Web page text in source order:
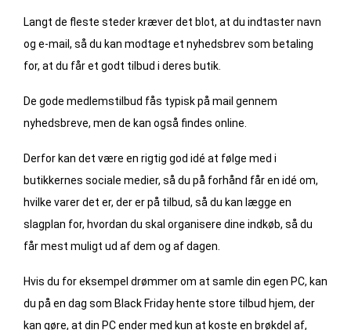
Langt de fleste steder kræver det blot, at du indtaster navn
og e-mail, så du kan modtage et nyhedsbrev som betaling
for, at du får et godt tilbud i deres butik.
De gode medlemstilbud fås typisk på mail gennem
nyhedsbreve, men de kan også findes online.
Derfor kan det være en rigtig god idé at følge med i
butikkernes sociale medier, så du på forhånd får en idé om,
hvilke varer det er, der er på tilbud, så du kan lægge en
slagplan for, hvordan du skal organisere dine indkøb, så du
får mest muligt ud af dem og af dagen.
Hvis du for eksempel drømmer om at samle din egen PC, kan
du på en dag som Black Friday hente store tilbud hjem, der
kan gøre, at din PC ender med kun at koste en brøkdel af,